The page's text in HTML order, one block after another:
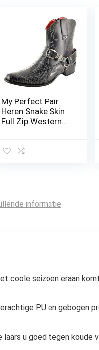
My Perfect Pair
Heren Snake Skin
Full Zip Western
informatie
coole seizoen eraan
PU en gebogen
u goed tegen koude